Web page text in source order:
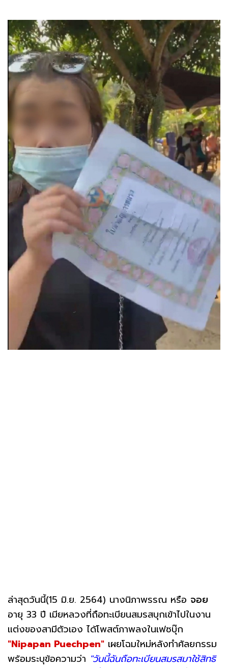
ล่าสุดวันนี้(15 มิ.ย. 2564) นางนิภาพรรณ หรือ จอย
อายุ 33 ปี เมียหลวงที่ถือทะเบียนสมรสบุกเข้าไปในงาน
แต่งของสามีตัวเอง ได้โพสต์ภาพลงในเฟซบุ๊ก
"Nipapan Puechpen" เผยโฉมใหม่หลังทำศัลยกรรม
พร้อมระบุข้อความว่า "วันนี้ฉันถือทะเบียนสมรสมาใช้สิทธิ